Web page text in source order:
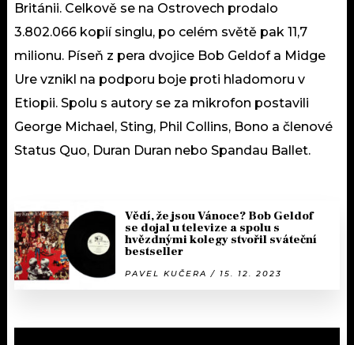
Británii. Celkově se na Ostrovech prodalo
3.802.066 kopií singlu, po celém světě pak 11,7
milionu. Píseň z pera dvojice Bob Geldof a Midge
Ure vznikl na podporu boje proti hladomoru v
Etiopii. Spolu s autory se za mikrofon postavili
George Michael, Sting, Phil Collins, Bono a členové
Status Quo, Duran Duran nebo Spandau Ballet.
Vědí, že jsou Vánoce? Bob Geldof
se dojal u televize a spolu s
hvězdnými kolegy stvořil sváteční
bestseller
PAVEL KUČERA / 15. 12. 2023